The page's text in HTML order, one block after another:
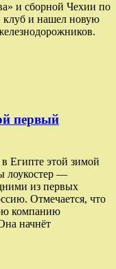
и сборной Чехии по
клуб и нашел новую
первый
Египте этой зимой
лоукостер —
из первых
Отмечается, что
компанию
начнёт